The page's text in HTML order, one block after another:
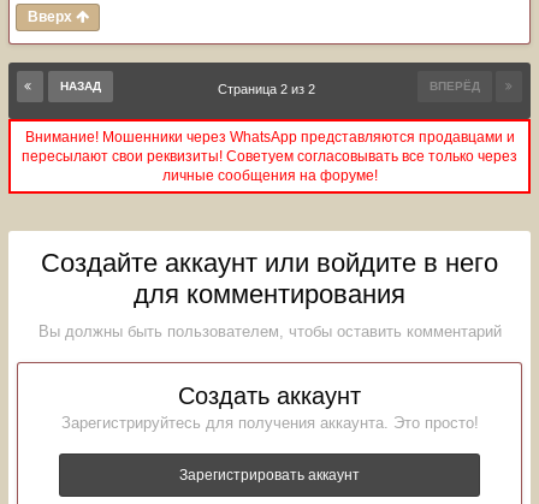
Вверх
НАЗАД ВПЕРЁД
Страница 2 из 2
Внимание! Мошенники через WhatsApp представляются продавцами и
пересылают свои реквизиты! Советуем согласовывать все только через
личные сообщения на форуме!
Создайте аккаунт или войдите в него
для комментирования
Вы должны быть пользователем, чтобы оставить комментарий
Создать аккаунт
Зарегистрируйтесь для получения аккаунта. Это просто!
Зарегистрировать аккаунт